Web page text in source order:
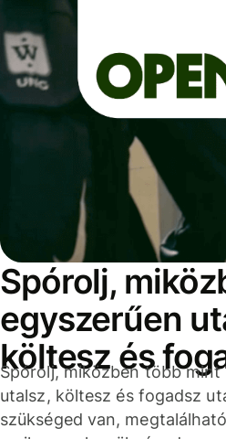
Spórolj,
egyszerűen
költesz és
Spórolj, miközben több
utalsz, költesz és fogadsz
szükséged van,